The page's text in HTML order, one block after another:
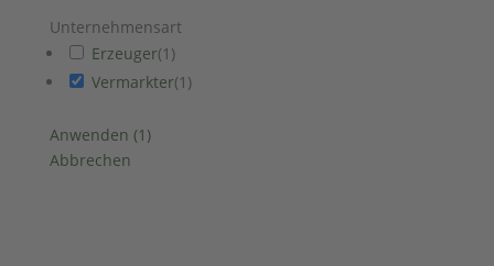
Unternehmensart
Erzeuger(1 )
Vermarkter(1 )
Anwenden (1 )
Abbrechen